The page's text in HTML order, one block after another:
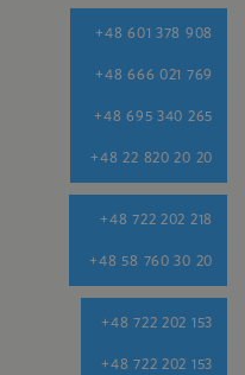
+48 601 378 908
+48 666 021 769
+48 695 340 265
+48 22 820 20 20
+48 722 202 218
+48 58 760 30 20
+48 722 202 153
+48 722 202 153